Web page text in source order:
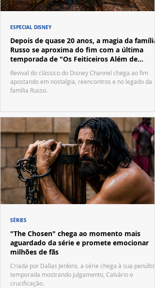
Depois de quase 20 anos, a magia da família
Russo se aproxima do fim com a última
temporada de "Os Feiticeiros Além de
Revival do clássico do Disney Channel chega ao fim
apostando em nostalgia, reencontros e no legado da
família Russo.
ESPECIAL DISNEY
"The Chosen" chega ao momento mais
aguardado da série e promete emocionar
milhões de fãs
Criada por Dallas Jenkins, a série chega à sua
temporada mostrando julgamento, Calvário e
crucificação.
SÉRIES